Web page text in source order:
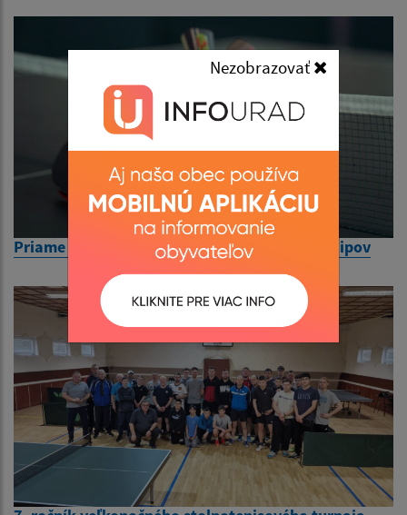
Nezobrazovať
Priame sledovanie zápasu 1. ligy OŠK Vyšný Žipov